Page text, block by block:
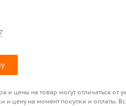
и цены на товар могут отличаться от
и цену на момент покупки и оплаты.